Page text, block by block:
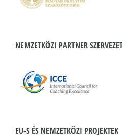
NEMZETKÖZI PARTNER
EU-S ÉS NEMZETKÖZI PROJEKTEK